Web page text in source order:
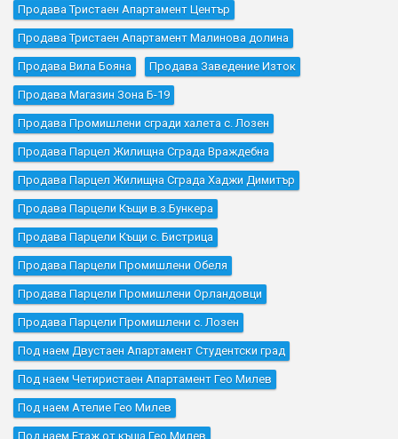
Продава Тристаен Апартамент Център
Продава Тристаен Апартамент Малинова долина
Продава Вила Бояна Продава Заведение Изток
Продава Магазин Зона Б-19
Продава Промишлени сгради халета с. Лозен
Продава Парцел Жилищна Сграда Враждебна
Продава Парцел Жилищна Сграда Хаджи Димитър
Продава Парцели Къщи в.з.Бункера
Продава Парцели Къщи с. Бистрица
Продава Парцели Промишлени Обеля
Продава Парцели Промишлени Орландовци
Продава Парцели Промишлени с. Лозен
Под наем Двустаен Апартамент Студентски град
Под наем Четиристаен Апартамент Гео Милев
Под наем Ателие Гео Милев
Под наем Етаж от къща Гео Милев